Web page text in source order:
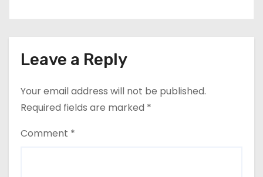
Leave a Reply
Your email address will not be published.
Required fields are marked *
Comment *